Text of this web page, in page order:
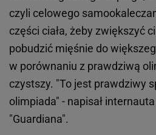
czyli celowego
części ciała, żeby zwiększyć
pobudzić mięśnie do
w porównaniu z prawdziwą
czystszy. "To jest prawdziwy
olimpiada" - napisał
"Guardiana".